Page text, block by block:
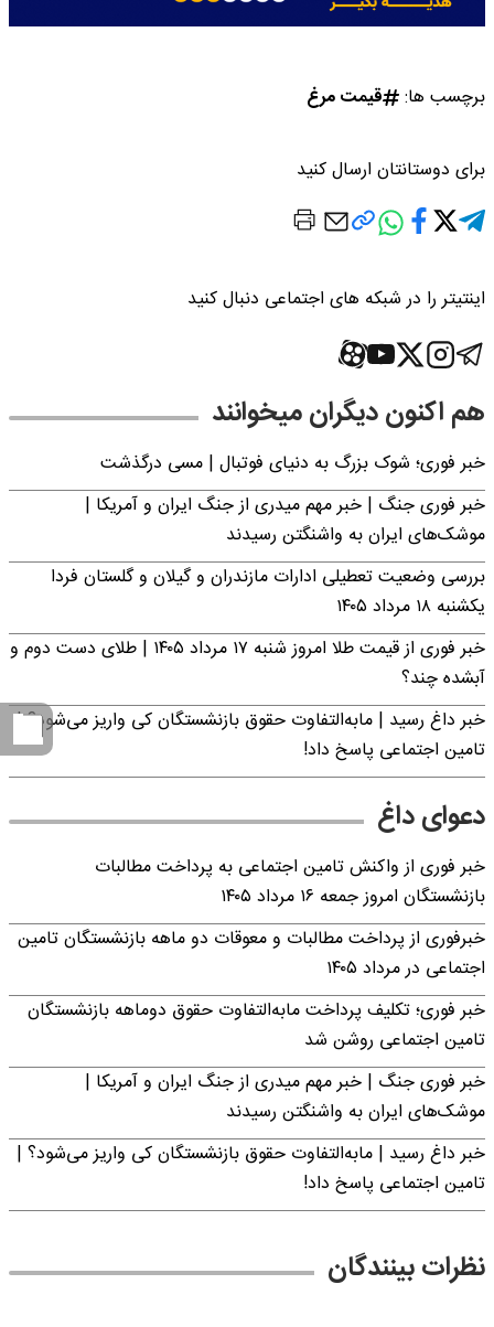
برچسب ها: قیمت مرغ
برای دوستانتان ارسال کنید
اینتیتر را در شبکه های اجتماعی دنبال کنید
هم اکنون دیگران میخوانند
خبر فوری؛‌ شوک بزرگ به دنیای فوتبال | مسی درگذشت
خبر فوری جنگ | خبر مهم میدری از جنگ ایران و آمریکا |
موشک‌های ایران به واشنگتن رسیدند
بررسی وضعیت تعطیلی ادارات مازندران و گیلان و گلستان فردا
یکشنبه ۱۸ مرداد ۱۴۰۵
خبر فوری از قیمت طلا امروز شنبه ۱۷ مرداد ۱۴۰۵ | طلای دست دوم و
آبشده چند؟
خبر داغ رسید | مابه‌التفاوت حقوق بازنشستگان کی واریز می‌شود؟ |
تامین اجتماعی پاسخ داد!
دعوای داغ
خبر فوری از واکنش تامین اجتماعی به پرداخت مطالبات
بازنشستگان امروز جمعه ۱۶ مرداد ۱۴۰۵
خبرفوری از پرداخت مطالبات و معوقات دو ماهه بازنشستگان تامین
اجتماعی در مرداد ۱۴۰۵
خبر فوری؛ تکلیف پرداخت مابه‌التفاوت حقوق دوماهه بازنشستگان
تامین اجتماعی روشن شد
خبر فوری جنگ | خبر مهم میدری از جنگ ایران و آمریکا |
موشک‌های ایران به واشنگتن رسیدند
خبر داغ رسید | مابه‌التفاوت حقوق بازنشستگان کی واریز می‌شود؟ |
تامین اجتماعی پاسخ داد!
نظرات بینندگان